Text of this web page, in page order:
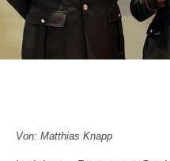
Von: Matthias Knapp